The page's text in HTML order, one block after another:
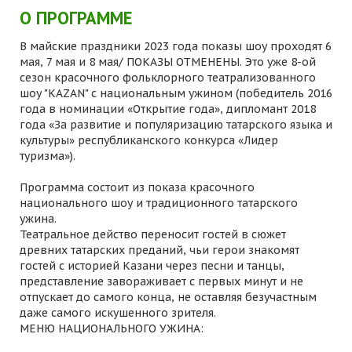
О ПРОГРАММЕ
В майские праздники 2023 года показы шоу проходят 6
мая, 7 мая и 8 мая/ ПОКАЗЫ ОТМЕНЕНЫ. Это уже 8-ой
сезон красочного фольклорного театрализованного
шоу "KAZAN" с национальным ужином (победитель 2016
года в номинации «Открытие года», дипломант 2018
года «За развитие и популяризацию татарского языка и
культуры» республиканского конкурса «Лидер
туризма»).
Программа состоит из показа красочного
национального шоу и традиционного татарского
ужина.
Театральное действо переносит гостей в сюжет
древних татарских преданий, чьи герои знакомят
гостей с историей Казани через песни и танцы,
представление завораживает с первых минут и не
отпускает до самого конца, не оставляя безучастным
даже самого искушенного зрителя.
МЕНЮ НАЦИОНАЛЬНОГО УЖИНА: